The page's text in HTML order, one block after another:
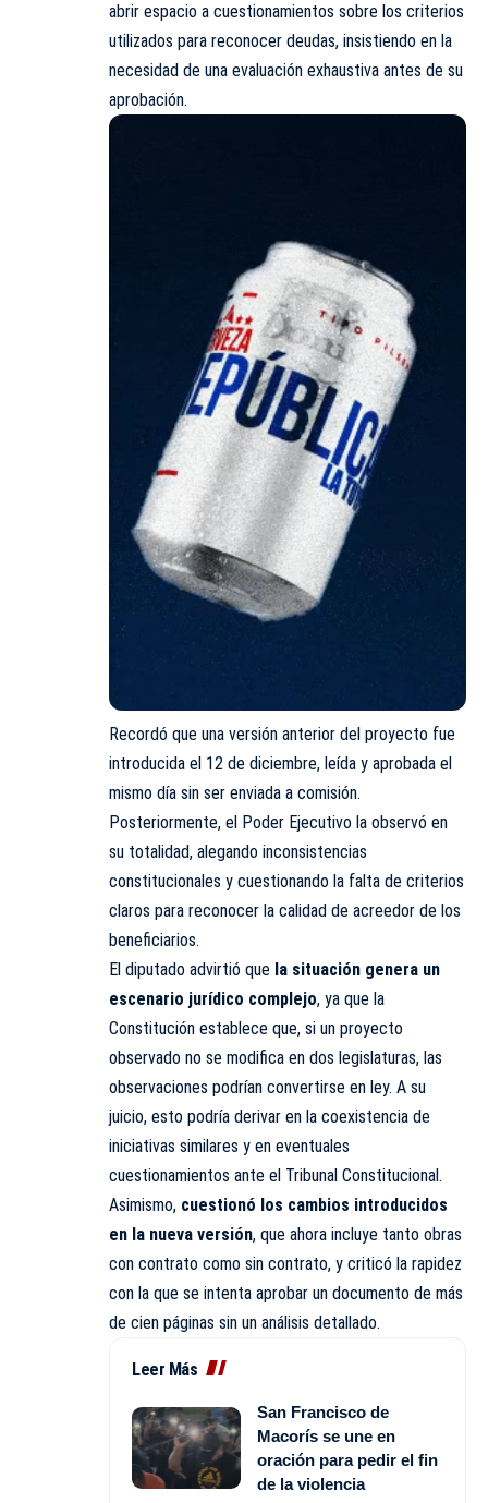
abrir espacio a cuestionamientos sobre los criterios
utilizados para reconocer deudas, insistiendo en la
necesidad de una evaluación exhaustiva antes de su
aprobación.
Recordó que una versión anterior del proyecto fue
introducida el 12 de diciembre, leída y aprobada el
mismo día sin ser enviada a comisión.
Posteriormente, el Poder Ejecutivo la observó en
su totalidad, alegando inconsistencias
constitucionales y cuestionando la falta de criterios
claros para reconocer la calidad de acreedor de los
beneficiarios.
El diputado advirtió que la situación genera un
escenario jurídico complejo, ya que la
Constitución establece que, si un proyecto
observado no se modifica en dos legislaturas, las
observaciones podrían convertirse en ley. A su
juicio, esto podría derivar en la coexistencia de
iniciativas similares y en eventuales
cuestionamientos ante el Tribunal Constitucional.
Asimismo, cuestionó los cambios introducidos
en la nueva versión, que ahora incluye tanto obras
con contrato como sin contrato, y criticó la rapidez
con la que se intenta aprobar un documento de más
de cien páginas sin un análisis detallado.
Leer Más
San Francisco de
Macorís se une en
oración para pedir el fin
de la violencia